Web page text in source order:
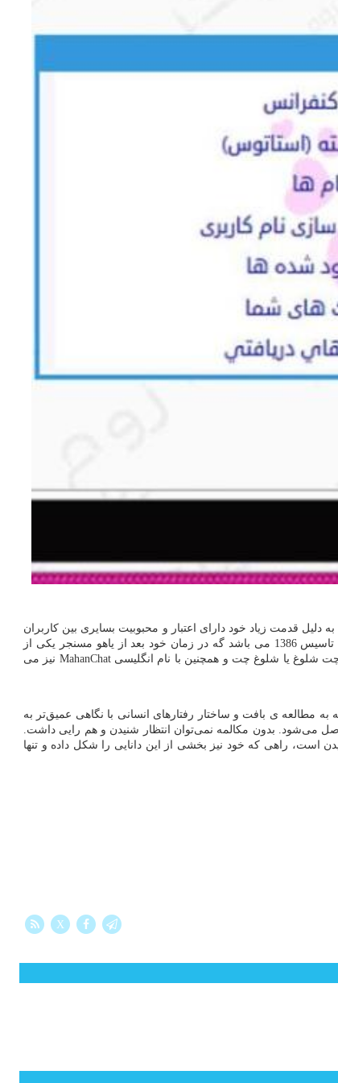
قدمت زیاد خود دارای اعتبار و محبوبیت بسایری بین کاربران
شهرت یادفته است و از قدیمی ترین چتروم ایرانی با سال تاسیس 1386 می باشد گه در زمان خود بعد از یاهو مسنجر یکی از
چت شلوغ یا شلوغ چت و همچنین با نام انگلیسیMahanChat نیز می
مطالعه ی بافت و ساختار رفتارهای انسانی با نگاهی عمیق‌تر به
می‌شود. بدون مکالمه نمی‌توان انتظار شنیدن و هم رایی داشت.
است، راهی که خود نیز بخشی از این دانایی را شکل داده و تنها
X